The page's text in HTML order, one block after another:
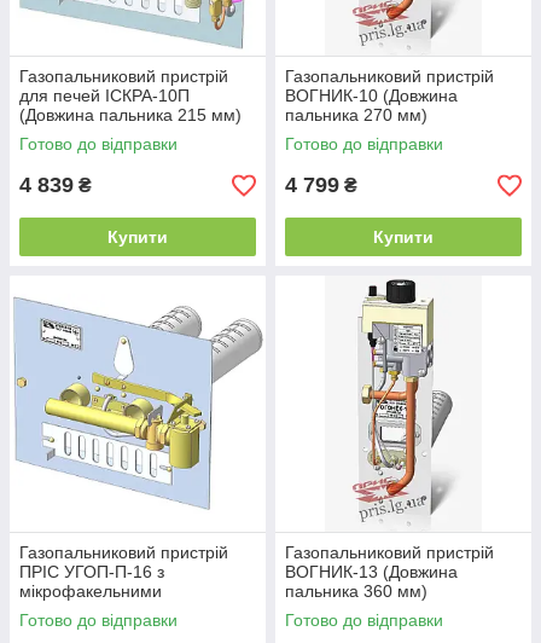
Газопальниковий пристрій
для печей ІСКРА-10П
(Довжина пальника 215 мм)
Готово до відправки
4 839 ₴
Купити
Газопальниковий пристрій
ВОГНИК-10 (Довжина
пальника 270 мм)
Готово до відправки
4 799 ₴
Купити
Газопальниковий пристрій
ПРІС УГОП-П-16 з
мікрофакельними
пальниками (Довжина
пальника 250 мм)
Готово до відправки
Газопальниковий пристрій
ВОГНИК-13 (Довжина
пальника 360 мм)
Готово до відправки